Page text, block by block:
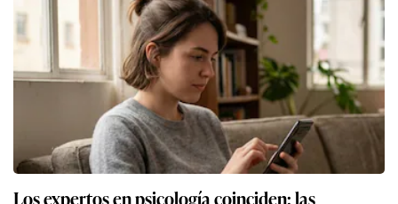
Los expertos en psicología coinciden: las